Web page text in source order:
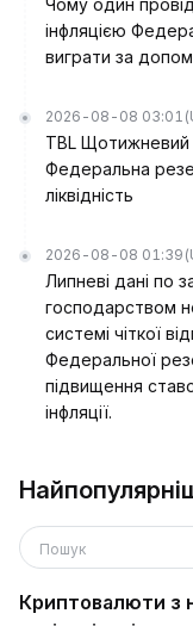
Чому один
інфляцією
виграти за
2026-08-08 03:01
TBL
Федеральна
ліквідність
2026-08-08 01:39
Липневі дані по
господарством
системі чіткої
Федеральної
підвищення
інфляції.
Пошук
Криптовалюти з